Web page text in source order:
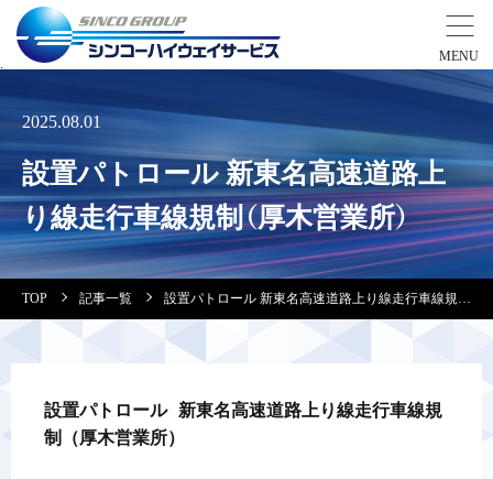
営業拠点
会社案内・実績紹介
2025.08.01
設置パトロール 新東名高速道路上
り線走行車線規制（厚木営業所）
TOP 記事一覧 設置パトロール 新東名高速道路上り線走行車線規制（厚木営業所）
設置パトロール 新東名高速道路上り線走行車線規
制（厚木営業所）